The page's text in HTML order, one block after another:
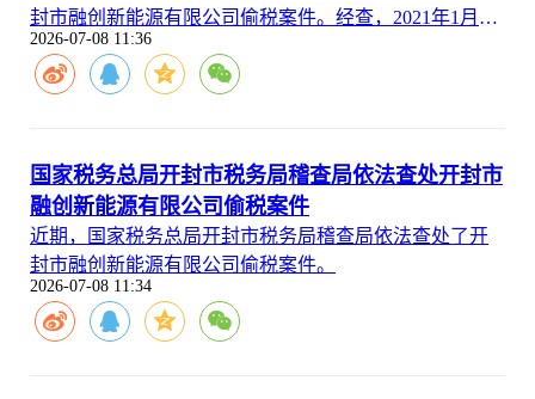
封市融创新能源有限公司偷税案件。经查，2021年1月至
2024年9月，开封市融创新能源有限公司通过私人账户收
款等方式隐匿销售收入，少缴增值税、企业所得税等税
款、加收滞纳金并处罚款共计131.53万元的处理处罚决
定。
2026-07-08 11:36
国家税务总局开封市税务局稽查局依法查处开封市
融创新能源有限公司偷税案件
近期，国家税务总局开封市税务局稽查局依法查处了开
封市融创新能源有限公司偷税案件。
2026-07-08 11:34